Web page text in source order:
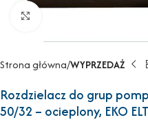
Strona główna WYPRZEDAŻ
Rozdzielacz do grup
50/32 – ocieplony, EKO